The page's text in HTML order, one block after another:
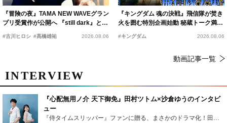
『冒険の夜』TAMA NEW WAVEグラン
プリ受賞作が公開へ 『still dark』と同
時上映決定
#古川ヒロシ #髙橋雄祐 2026.08.06
『キングダム 魂の決戦』飛信隊が焚き
火を囲む特別企画始動 秘蔵トーク満載
の“キングダムキャンプ”開催
#キングダム 2026.08.06
動画記事一覧
INTERVIEW
『心配無用ノ介 天下御免』田村ツトム×沙倉ゆうのインタビ
ュー
『侍タイムスリッパー』ファンに贈る、まさかのドラマ化！田村ツトム×沙倉ゆうのが語る『心配無用ノ介』撮影秘話